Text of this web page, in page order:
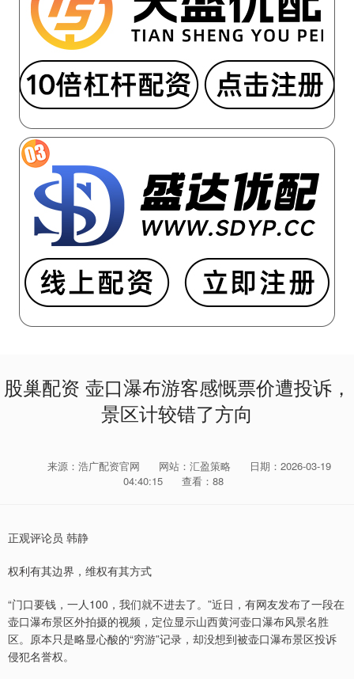
股巢配资 壶口瀑布游客感慨票价遭投诉，
景区计较错了方向
来源：浩广配资官网 网站：汇盈策略
日期：2026-03-19
04:40:15
查看：88
正观评论员 韩静
权利有其边界，维权有其方式
“门口要钱，一人100，我们就不进去了。”近日，有网友发布了一段在
壶口瀑布景区外拍摄的视频，定位显示山西黄河壶口瀑布风景名胜
区。原本只是略显心酸的“穷游”记录，却没想到被壶口瀑布景区投诉
侵犯名誉权。